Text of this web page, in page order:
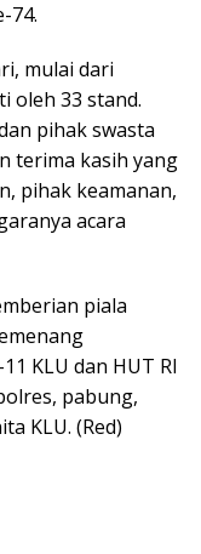
74.
mulai dari
oleh 33 stand.
pihak swasta
terima kasih yang
pihak keamanan,
acara
piala
KLU dan HUT RI
pabung,
KLU. (Red)